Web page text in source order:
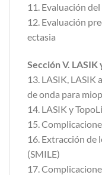
11. Evaluación
12. Evaluación
ectasia
Sección V. LASIK
13. LASIK, LASIK
de onda para
14. LASIK y
15.
16. Extracción de
(SMILE)
17.